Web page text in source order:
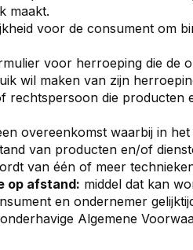
maakt.
voor de consument om
voor herroeping die de
wil maken van zijn
rechtspersoon die producten
overeenkomst waarbij in
van producten en/of
van één of meer
op afstand: middel dat kan
en ondernemer
Algemene